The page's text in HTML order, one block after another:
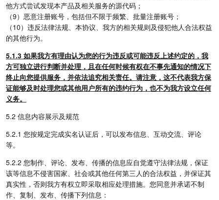
他方式尝试发现本产品及相关服务的源代码；
（9）恶意注册账号，包括但不限于频繁、批量注册账号；
（10）违反法律法规、本协议、我方的相关规则及侵犯他人合法权益
的其他行为。
5.1.3 如果我方有理由认为您的行为违反或可能违反上述约定的，我
方可独立进行判断并处理，且在任何时候有权在不事先通知的情况下
终止向您提供服务，并依法追究相关责任。请注意，这不代表我方保
证能够及时处理您或其他用户所有的违约行为，也不为我方设立任何
义务。
5.2 信息内容展示及规范
5.2.1 您按规定完成实名认证后，可以发布信息、互动交流、评论
等。
5.2.2 您制作、评论、发布、传播的信息应自觉遵守法律法规，保证
该等信息不侵害国家、社会或其他任何第三人的合法权益，并保证其
真实性，否则我方有权立即采取相应处理措施。您同意并承诺不制
作、复制、发布、传播下列信息：